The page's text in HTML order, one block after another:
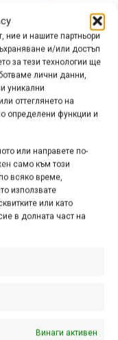
ние и нашите партньори
и/или достъп
за тези технологии ще
лични данни,
уникални
оттеглянето на
определени функции и
или направете по-
само към този
всяко време,
използвате
или като
в долната част на
Винаги активен
стени.
при монтаж и
протече без
други шини.
са готови за
каплите
карам точно така.
гуми
проблеми,
начало
малко въздух, но
клас, трябва да
проблеми
тънки струйки –